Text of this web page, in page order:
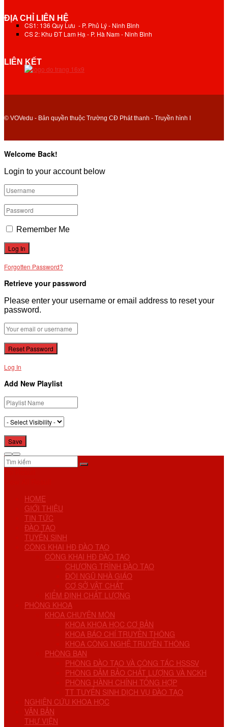
ĐỊA CHỈ LIÊN HỆ
CS1: 136 Quy Lưu - P. Phủ Lý - Ninh Bình
CS 2: Khu ĐT Lam Hạ - P. Hà Nam - Ninh Bình
LIÊN KẾT
© VOVedu - Bản quyền thuộc Trường CĐ Phát thanh - Truyền hình I
Welcome Back!
Login to your account below
Remember Me
Forgotten Password?
Retrieve your password
Please enter your username or email address to reset your
password.
Log In
Add New Playlist
HOME
GIỚI THIỆU
TIN TỨC
ĐÀO TẠO
TUYỂN SINH
CÔNG KHAI HĐ ĐÀO TẠO
CÔNG KHAI HĐ ĐÀO TẠO
CHƯƠNG TRÌNH ĐÀO TẠO
ĐỘI NGŨ NHÀ GIÁO
CƠ SỞ VẬT CHẤT
KIỂM ĐỊNH CHẤT LƯỢNG
PHÒNG KHOA
KHOA CHUYÊN MÔN
KHOA KHOA HỌC CƠ BẢN
KHOA BÁO CHÍ TRUYỀN THÔNG
KHOA CÔNG NGHỆ TRUYỀN THÔNG
PHÒNG BAN
PHÒNG ĐÀO TẠO VÀ CÔNG TÁC HSSSV
PHÒNG ĐẢM BẢO CHẤT LƯỢNG VÀ NCKH
PHÒNG HÀNH CHÍNH TỔNG HỢP
TT TUYỂN SINH DỊCH VỤ ĐÀO TẠO
NGHIÊN CỨU KHOA HỌC
VĂN BẢN
THƯ VIỆN